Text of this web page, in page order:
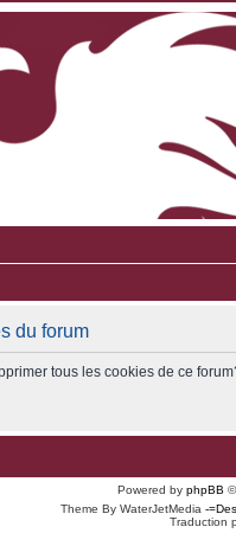
du forum
tous les cookies de ce
Powered by phpBB
Theme By WaterJetMedia -
Traduction